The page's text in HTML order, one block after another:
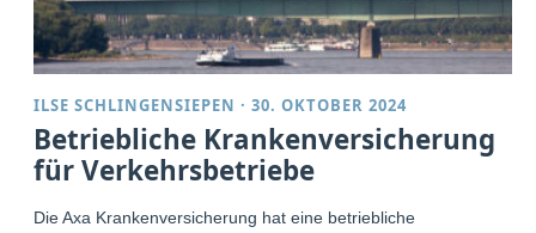
ILSE SCHLINGENSIEPEN ·30. OKTOBER 2024
Betriebliche Krankenversicherung
für Verkehrsbetriebe
Die Axa Krankenversicherung hat eine betriebliche